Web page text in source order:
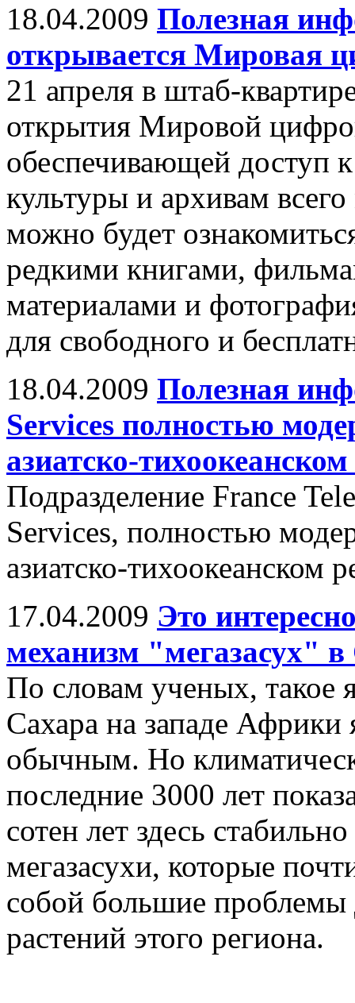
18.04.2009 Полезная
открывается Мировая
21 апреля в штаб-
открытия Мировой
обеспечивающей доступ
культуры и архивам
можно будет
редкими книгами,
материалами и
для свободного и
18.04.2009 Полезная
Services полностью
азиатско-
Подразделение France
Services, полностью
азиатско-тихоокеанском
17.04.2009 Это
механизм "мегазасух" в
По словам ученых, такое
Сахара на западе Африки
обычным. Но
последние 3000 лет
сотен лет здесь
мегазасухи, которые
собой большие
растений этого региона.